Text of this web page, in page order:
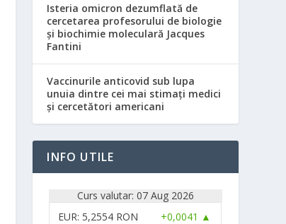
Isteria omicron dezumflată de
cercetarea profesorului de biologie
și biochimie moleculară Jacques
Fantini
Vaccinurile anticovid sub lupa
unuia dintre cei mai stimați medici
și cercetători americani
INFO UTILE
Curs valutar: 07 Aug 2026
EUR: 5,2554 RON +0,0041 ▲